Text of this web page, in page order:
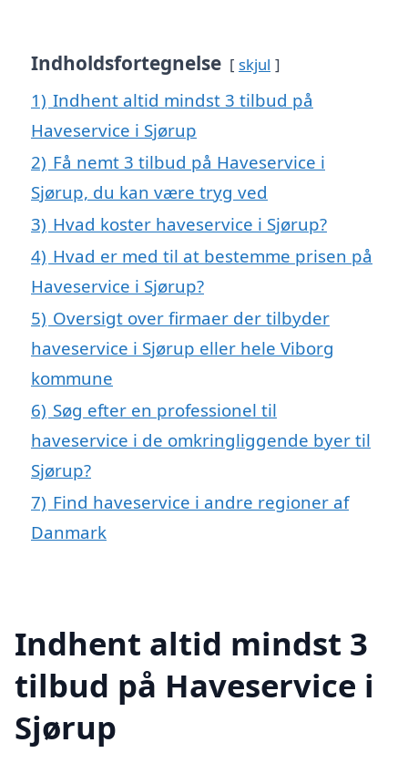
Indholdsfortegnelse skjul
1) Indhent altid mindst 3 tilbud på
Haveservice i Sjørup
2) Få nemt 3 tilbud på Haveservice i
Sjørup, du kan være tryg ved
3) Hvad koster haveservice i Sjørup?
4) Hvad er med til at bestemme prisen på
Haveservice i Sjørup?
5) Oversigt over firmaer der tilbyder
haveservice i Sjørup eller hele Viborg
kommune
6) Søg efter en professionel til
haveservice i de omkringliggende byer til
Sjørup?
7) Find haveservice i andre regioner af
Danmark
Indhent altid mindst 3
tilbud på Haveservice i
Sjørup